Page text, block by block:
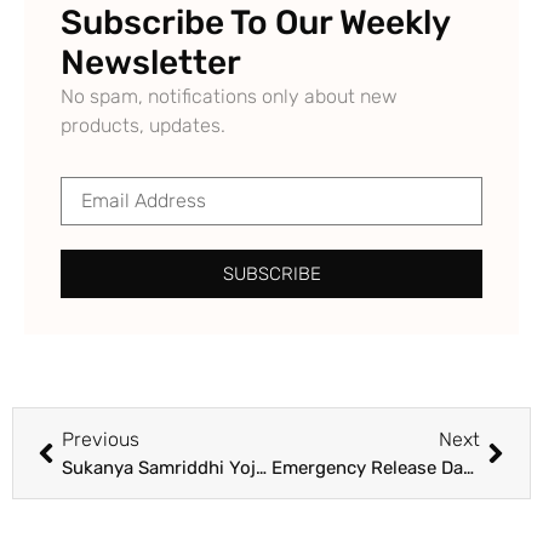
Subscribe To Our Weekly
Newsletter
No spam, notifications only about new
products, updates.
SUBSCRIBE
Previous
Sukanya Samriddhi Yojana ‘ਚ ਕਿੰਨੇ ਜਮ੍ਹਾ ਹਨ ਤੁਹਾਡੀ ਬੇਟੀ ਦੇ ਨਾਂ ‘ਤੇ ਪੈਸੇ, ਇਸ ਤਰ੍ਹਾਂ ਆਨਲਾਈਨ ਚੈੱਕ ਕਰੋ ਬੈਲੇਂਸ
Next
Emergency Release Date: ਰਾਮ ਮੰਦਰ ਪ੍ਰਾਣ ਪ੍ਰਤਿਸ਼ਠਾ ਤੋਂ ਅਗਲੇ ਦਿਨ ਕੰਗਨਾ ਰਣੌਤ ਨੇ ‘ਐਮਰਜੈਂਸੀ’ ਦੀ ਰਿਲੀਜ਼ ਡੇਟ ਦਾ ਕੀਤਾ ਐਲਾਨ